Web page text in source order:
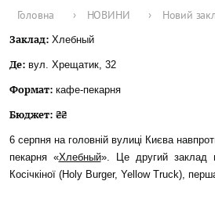
Головна › НОВИНИ ›
Новий
Заклад:Хлебный
Де:вул. Хрещатик, 32
Формат:кафе-пекарня
Бюджет: ₴₴
6 серпня на головній вулиці Києва
пекарня «Хлебный». Це другий заклад
Косічкіної (Holy Burger, Yellow Truck),